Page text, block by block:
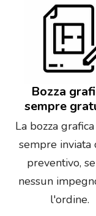
Bozza
sempre
La bozza
sempre inviata
preventivo,
nessun
l'ordine.